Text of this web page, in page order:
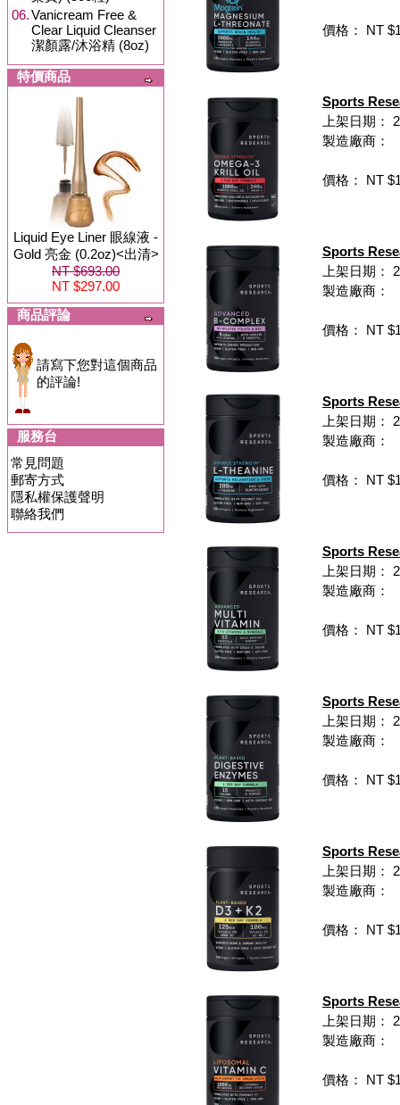
06.Vanicream Free &
Clear Liquid Cleanser
潔顏露/沐浴精 (8oz)
特價商品
Liquid Eye Liner 眼線液 -
Gold 亮金 (0.2oz)<出清>
NT $693.00
NT $297.00
商品評論
請寫下您對這個商品
的評論!
服務台
常見問題
郵寄方式
隱私權保護聲明
聯絡我們
價格： NT
Sports
上架日期：
製造廠商：
價格： NT
Sports
上架日期：
製造廠商：
價格： NT
Sports
上架日期：
製造廠商：
價格： NT
Sports
上架日期：
製造廠商：
價格： NT
Sports
上架日期：
製造廠商：
價格： NT
Sports
上架日期：
製造廠商：
價格： NT
Sports
上架日期：
製造廠商：
價格： NT